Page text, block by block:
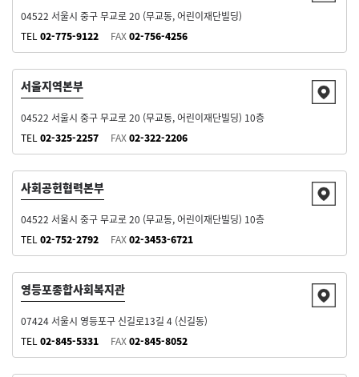
04522 서울시 중구 무교로 20 (무교동, 어린이재단빌딩)
TEL02-775-9122 FAX02-756-4256
서울지역본부
04522 서울시 중구 무교로 20 (무교동, 어린이재단빌딩) 10층
TEL02-325-2257 FAX02-322-2206
사회공헌협력본부
04522 서울시 중구 무교로 20 (무교동, 어린이재단빌딩) 10층
TEL02-752-2792 FAX02-3453-6721
영등포종합사회복지관
07424 서울시 영등포구 신길로13길 4 (신길동)
TEL02-845-5331 FAX02-845-8052